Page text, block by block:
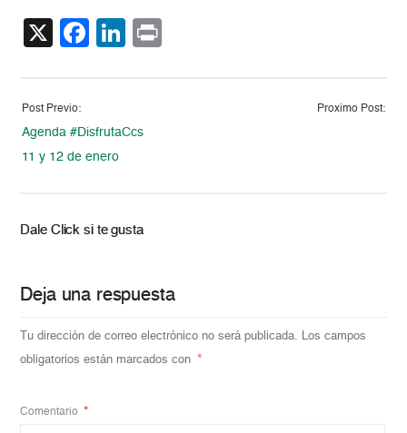
X Facebook
LinkedIn
Post Previo:
Agenda #DisfrutaCcs
11 y 12 de enero
Proximo Post:
Dale Click si te gusta
Deja una respuesta
Tu dirección de correo electrónico no será publicada. Los campos
obligatorios están marcados con
*
Comentario *